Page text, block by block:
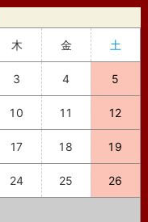
木 金 土
3 4 5
10 11 12
17 18 19
24 25 26